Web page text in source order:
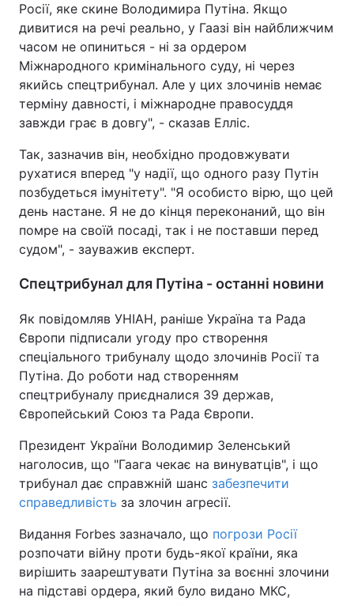
Росії, яке скине Володимира Путіна. Якщо
дивитися на речі реально, у Гаазі він найближчим
часом не опиниться - ні за ордером
Міжнародного кримінального суду, ні через
якийсь спецтрибунал. Але у цих злочинів немає
терміну давності, і міжнародне правосуддя
завжди грає в довгу", - сказав Елліс.
Так, зазначив він, необхідно продовжувати
рухатися вперед "у надії, що одного разу Путін
позбудеться імунітету". "Я особисто вірю, що цей
день настане. Я не до кінця переконаний, що він
помре на своїй посаді, так і не поставши перед
судом", - зауважив експерт.
Спецтрибунал для Путіна - останні новини
Як повідомляв УНІАН, раніше Україна та Рада
Європи підписали угоду про створення
спеціального трибуналу щодо злочинів Росії та
Путіна. До роботи над створенням
спецтрибуналу приєдналися 39 держав,
Європейський Союз та Рада Європи.
Президент України Володимир Зеленський
наголосив, що "Гаага чекає на винуватців", і що
трибунал дає справжній шанс забезпечити
справедливість за злочин агресії.
Видання Forbes зазначало, що погрози Росії
розпочати війну проти будь-якої країни, яка
вирішить заарештувати Путіна за воєнні злочини
на підставі ордера, який було видано МКС,